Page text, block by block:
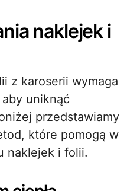
naklejek i
z karoserii wymaga
uniknąć
przedstawiamy
które pomogą w
naklejek i folii.